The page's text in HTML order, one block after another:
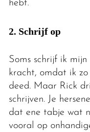
hebt.
2. Schrijf op
Soms schrijf ik
kracht, omdat ik
deed. Maar Rick
schrijven. Je
dat ene tabje wat
vooral op